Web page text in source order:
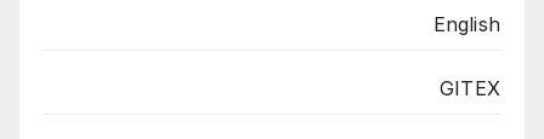
English
GITEX